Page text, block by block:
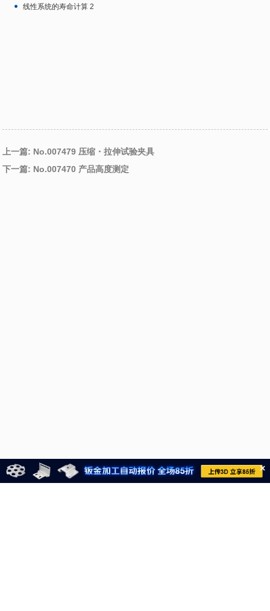
线性系统的寿命计算 2
上一篇: No.007479 压缩・拉伸试验夹具
下一篇: No.007470 产品高度测定
×